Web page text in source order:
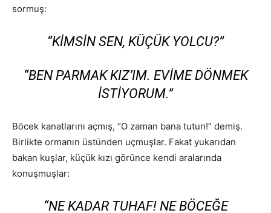
sormuş:
“KIMSIN SEN, KÜÇÜK YOLCU?”
“BEN PARMAK KIZ’IM. EVIME DÖNMEK
ISTIYORUM.”
Böcek kanatlarını açmış, “O zaman bana tutun!” demiş.
Birlikte ormanın üstünden uçmuşlar. Fakat yukarıdan
bakan kuşlar, küçük kızı görünce kendi aralarında
konuşmuşlar:
“NE KADAR TUHAF! NE BÖCEĞE